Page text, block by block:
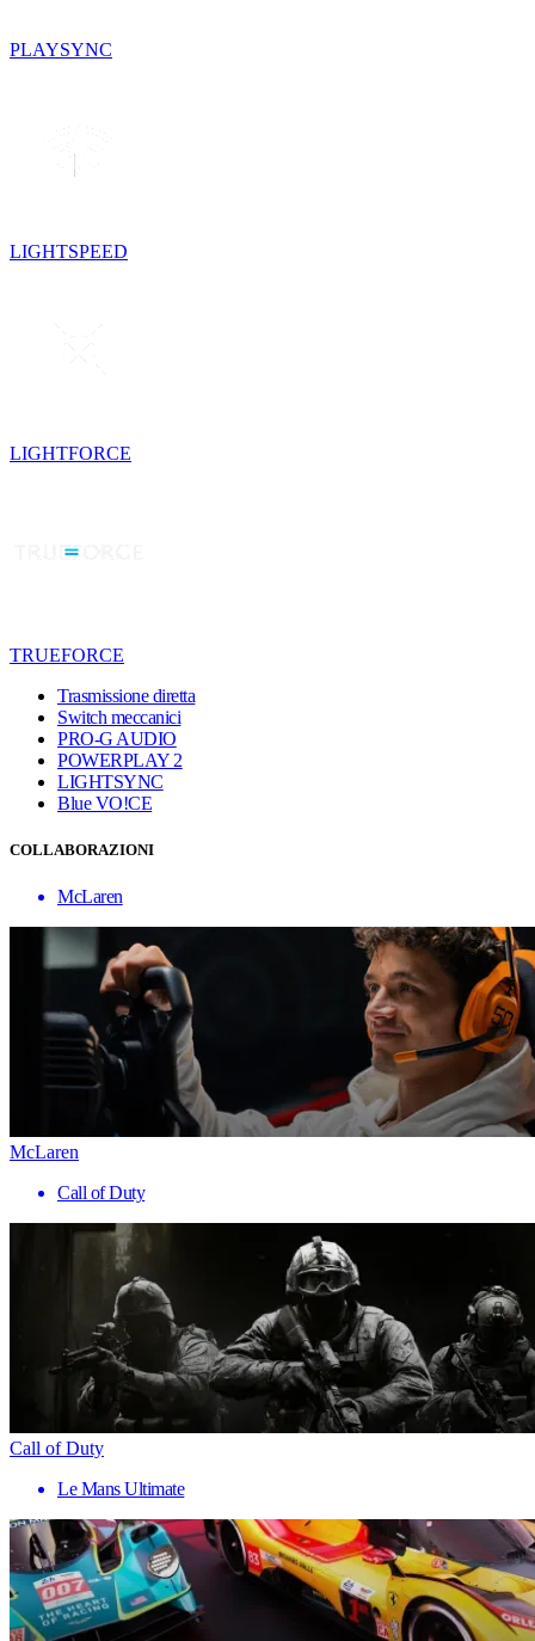
PLAYSYNC
LIGHTSPEED
LIGHTFORCE
TRUEFORCE
Trasmissione diretta
Switch meccanici
PRO-G AUDIO
POWERPLAY 2
LIGHTSYNC
Blue VO!CE
COLLABORAZIONI
McLaren
McLaren
Call of Duty
Call of Duty
Le Mans Ultimate